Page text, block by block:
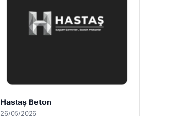
Enes Kaplan Avukatlık Bürosu
28/04/2026